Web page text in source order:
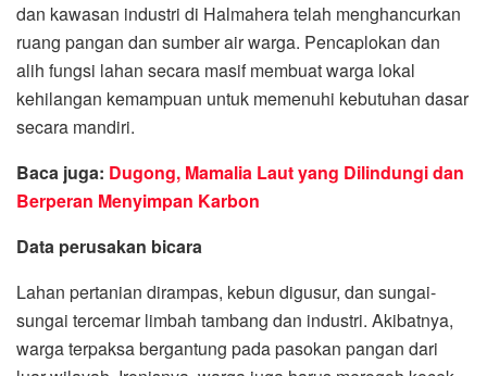
dan kawasan industri di Halmahera telah menghancurkan
ruang pangan dan sumber air warga. Pencaplokan dan
alih fungsi lahan secara masif membuat warga lokal
kehilangan kemampuan untuk memenuhi kebutuhan dasar
secara mandiri.
Baca juga: Dugong, Mamalia Laut yang Dilindungi dan
Berperan Menyimpan Karbon
Data perusakan bicara
Lahan pertanian dirampas, kebun digusur, dan sungai-
sungai tercemar limbah tambang dan industri. Akibatnya,
warga terpaksa bergantung pada pasokan pangan dari